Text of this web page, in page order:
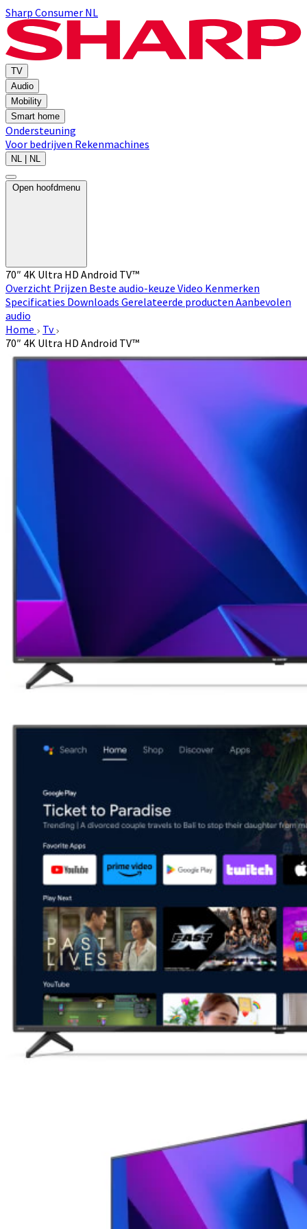
Sharp Consumer NL
TV
Audio
Mobility
Smart home
Ondersteuning
Voor bedrijven Rekenmachines
NL | NL
Open hoofdmenu
70″ 4K Ultra HD Android TV™
Overzicht Prijzen Beste audio-keuze Video Kenmerken
Specificaties Downloads Gerelateerde producten Aanbevolen
audio
Home
Tv
70″ 4K Ultra HD Android TV™